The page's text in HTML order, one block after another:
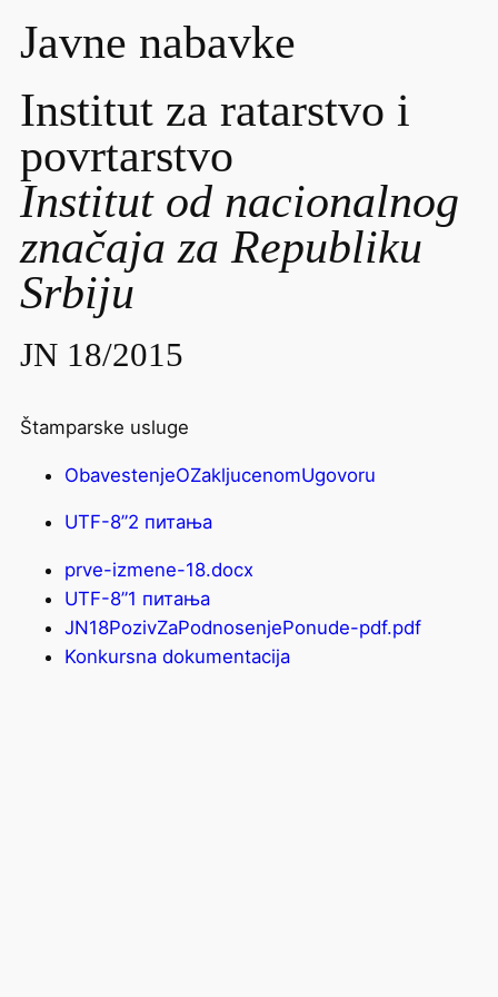
Javne nabavke
Institut za ratarstvo i
povrtarstvo
Institut od nacionalnog
značaja za Republiku
Srbiju
JN 18/2015
Štamparske usluge
ObavestenjeOZakljucenomUgovoru
UTF-8”2 питања
prve-izmene-18.docx
UTF-8”1 питања
JN18PozivZaPodnosenjePonude-pdf.pdf
Konkursna dokumentacija